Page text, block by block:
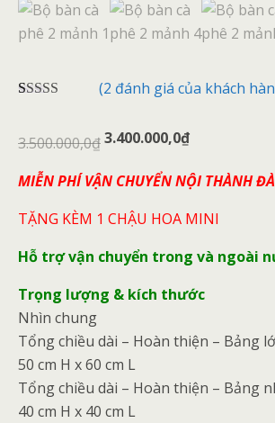
đánh giá
(2 đánh giá của khách
3.500.000,0₫3.400.000,0₫
MIỄN PHÍ VẬN CHUYỂN NỘI THÀNH
TẶNG KÈM 1 CHẬU HOA MINI
Hỗ trợ vận chuyển trong và ngoài
Trọng lượng & kích thước
Nhìn chung
Tổng chiều dài – Hoàn thiện – Bảng
50 cm H x 60 cm L
Tổng chiều dài – Hoàn thiện – Bảng
40 cm H x 40 cm L